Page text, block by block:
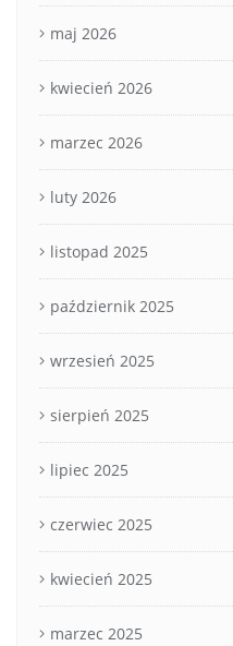
maj 2026
kwiecień 2026
marzec 2026
luty 2026
listopad 2025
październik 2025
wrzesień 2025
sierpień 2025
lipiec 2025
czerwiec 2025
kwiecień 2025
marzec 2025